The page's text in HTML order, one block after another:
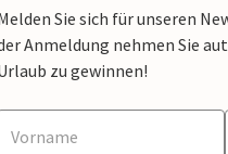
Sie sich für unseren
Anmeldung nehmen Sie
zu gewinnen!